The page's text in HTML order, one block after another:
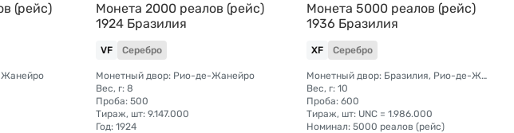
(рейс)
Монета 2000 реалов (рейс)
1924 Бразилия
VF Серебро
Монетный двор: Рио-де-Жанейро
Вес, г: 8
Проба: 500
Тираж, шт: 9.147.000
Год: 1924
Монета 5000 реалов (рейс)
1936 Бразилия
XF Серебро
Монетный двор: Бразилия, Рио-де-Жанейро
Вес, г: 10
Проба: 600
Тираж, шт: UNC = 1.986.000
Номинал: 5000 реалов (рейс)